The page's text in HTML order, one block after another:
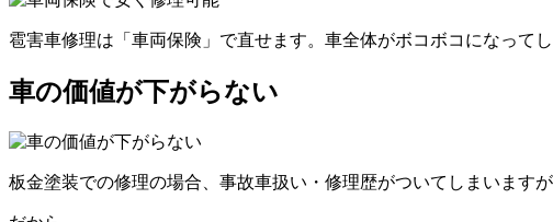
雹害車修理は「車両保険」で直せます。車全体がボコボコになって
車の価値が下がらない
板金塗装での修理の場合、事故車扱い・修理歴がついてしまいます